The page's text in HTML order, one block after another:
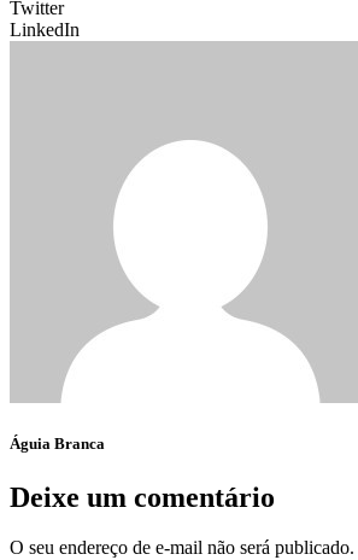
Twitter
LinkedIn
Águia Branca
Deixe um comentário
O seu endereço de e-mail não será publicado.